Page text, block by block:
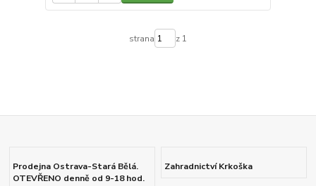
strana z 1
Prodejna Ostrava-Stará Bělá.
OTEVŘENO denně od 9-18 hod.
Zahradnictví Krkoška